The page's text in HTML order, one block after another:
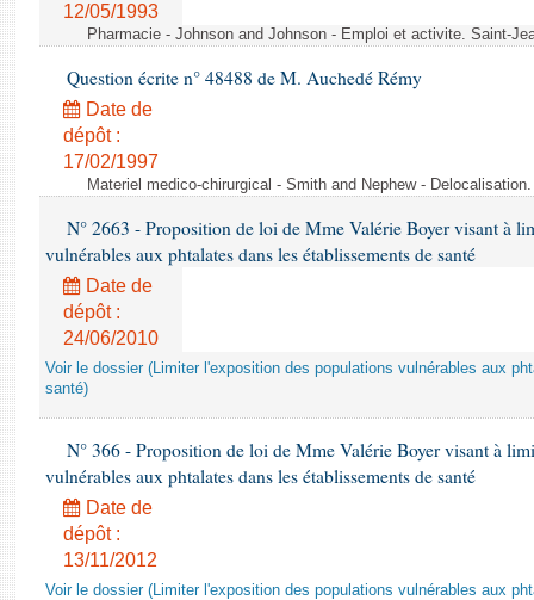
12/05/1993
Pharmacie - Johnson and Johnson - Emploi et activite. Saint-
Question écrite n° 48488 de M. Auchedé Rémy
Date de
dépôt :
17/02/1997
Materiel medico-chirurgical - Smith and Nephew -
N° 2663 - Proposition de loi de Mme Valérie Boyer visant à
vulnérables aux phtalates dans les établissements de santé
Date de
dépôt :
24/06/2010
Voir le dossier (Limiter l'exposition des populations vulnérables aux
santé)
N° 366 - Proposition de loi de Mme Valérie Boyer visant à
vulnérables aux phtalates dans les établissements de santé
Date de
dépôt :
13/11/2012
Voir le dossier (Limiter l'exposition des populations vulnérables aux